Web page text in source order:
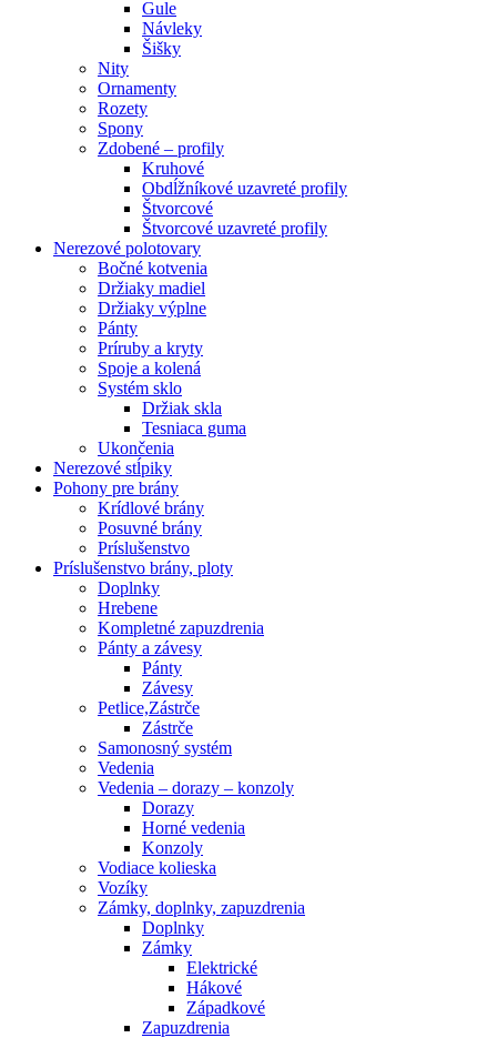
Gule
Návleky
Šišky
Nity
Ornamenty
Rozety
Spony
Zdobené – profily
Kruhové
Obdĺžníkové uzavreté profily
Štvorcové
Štvorcové uzavreté profily
Nerezové polotovary
Bočné kotvenia
Držiaky madiel
Držiaky výplne
Pánty
Príruby a kryty
Spoje a kolená
Systém sklo
Držiak skla
Tesniaca guma
Ukončenia
Nerezové stĺpiky
Pohony pre brány
Krídlové brány
Posuvné brány
Príslušenstvo
Príslušenstvo brány, ploty
Doplnky
Hrebene
Kompletné zapuzdrenia
Pánty a závesy
Pánty
Závesy
Petlice,Zástrče
Zástrče
Samonosný systém
Vedenia
Vedenia – dorazy – konzoly
Dorazy
Horné vedenia
Konzoly
Vodiace kolieska
Vozíky
Zámky, doplnky, zapuzdrenia
Doplnky
Zámky
Elektrické
Hákové
Západkové
Zapuzdrenia